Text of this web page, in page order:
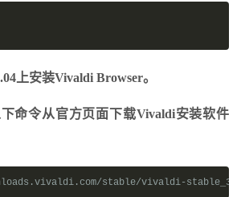
上安装Vivaldi Browser。
命令从官方页面下载Vivaldi安装软件
stable/vivaldi-